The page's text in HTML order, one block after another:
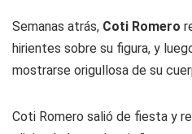
Semanas atrás, Coti Romero
hirientes sobre su figura, y
mostrarse origullosa de su
Coti Romero salió de fiesta y